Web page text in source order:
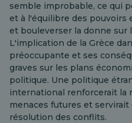
semble improbable, ce qui
et à l'équilibre des pouvoirs
et bouleverser la donne sur
L'implication de la Grèce
préoccupante et ses
graves sur les plans
politique. Une politique
international renforcerait la
menaces futures et
résolution des conflits.